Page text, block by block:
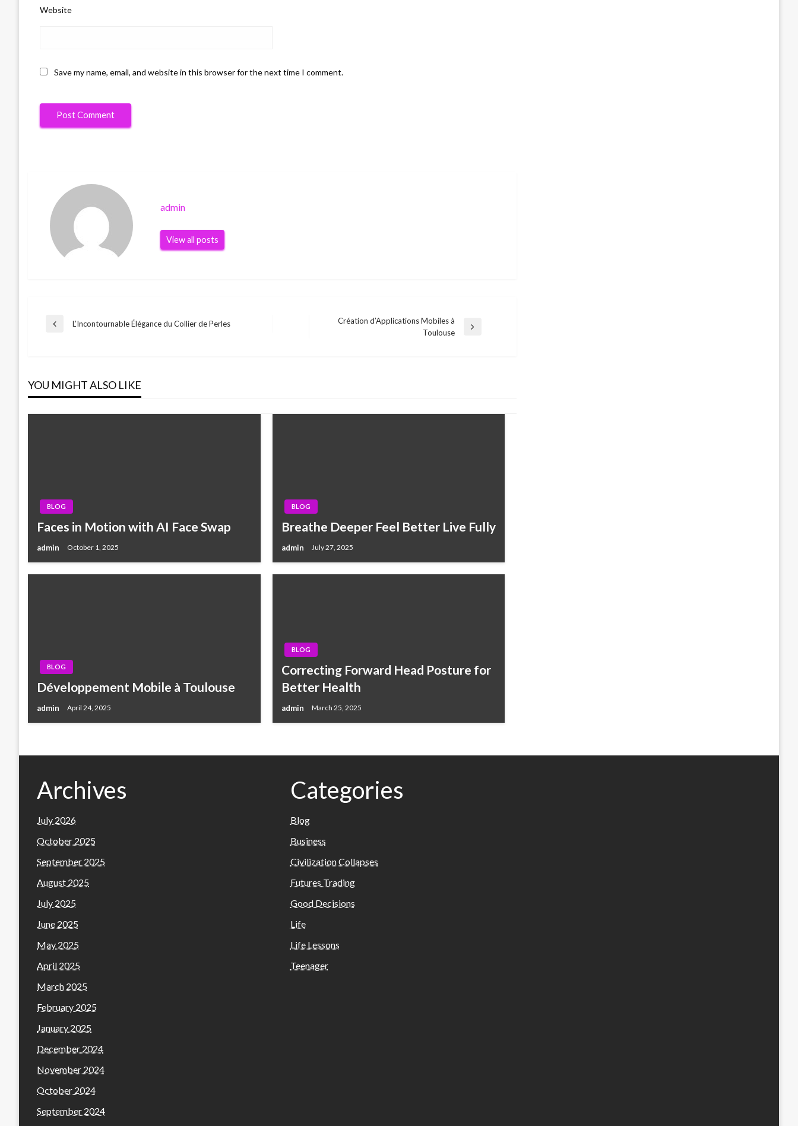
Website
Save my name, email, and website in this browser for the next time I comment.
admin
View all posts
Post
Previous
L’Incontournable Élégance du Collier de Perles
Création d’Applications Mobiles à
Toulouse
YOU MIGHT ALSO LIKE
BLOG
Faces in Motion with AI Face Swap
admin October 1, 2025
BLOG
Breathe Deeper Feel Better Live Fully
admin July 27, 2025
BLOG
Développement Mobile à Toulouse
admin April 24, 2025
BLOG
Correcting Forward Head Posture for
Better Health
admin March 25, 2025
Archives
July 2026
October 2025
September 2025
August 2025
July 2025
June 2025
May 2025
April 2025
March 2025
February 2025
January 2025
December 2024
November 2024
October 2024
September 2024
Categories
Blog
Business
Civilization Collapses
Futures Trading
Good Decisions
Life
Life Lessons
Teenager